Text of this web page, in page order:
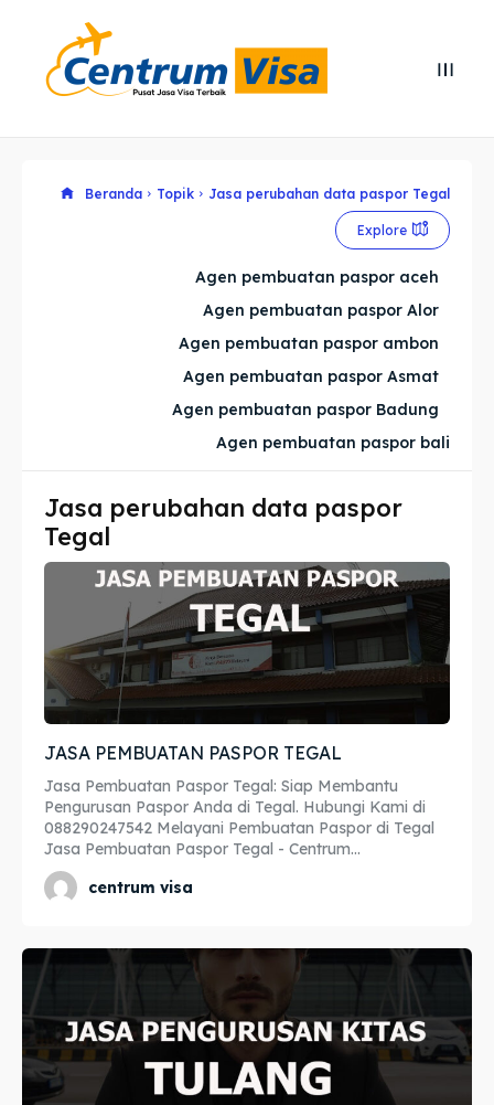
Cari
Cari
Explore our destinations
Imta
Legalisir
Apostille
Penerjemah
Asuransi
Blog
Explore our destinations
Imta
Legalisir
Apostille
Penerjemah
Asuransi
Blog
Beranda Topik Jasa perubahan data paspor Tegal
Explore
Agen pembuatan paspor aceh
Agen pembuatan paspor Alor
Agen pembuatan paspor ambon
Agen pembuatan paspor Asmat
Agen pembuatan paspor Badung
Agen pembuatan paspor bali
Jasa perubahan data paspor
Tegal
JASA PEMBUATAN PASPOR TEGAL
Jasa Pembuatan Paspor Tegal: Siap Membantu
Pengurusan Paspor Anda di Tegal. Hubungi Kami di
088290247542 Melayani Pembuatan Paspor di Tegal
Jasa Pembuatan Paspor Tegal - Centrum...
centrum visa